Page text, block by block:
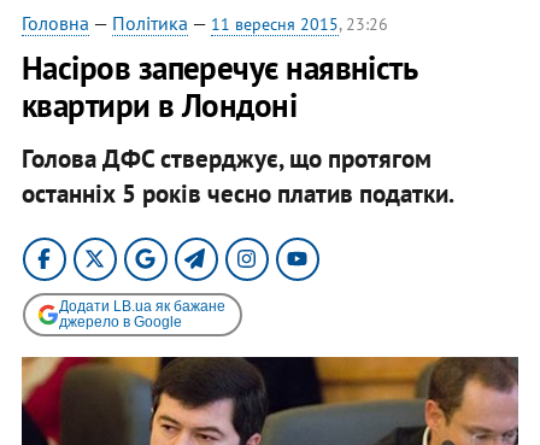
Головна — Політика — 11 вересня 2015, 23:26
Насіров заперечує наявність
квартири в Лондоні
Голова ДФС стверджує, що протягом
останніх 5 років чесно платив податки.
Додати LB.ua як бажане
джерело в Google